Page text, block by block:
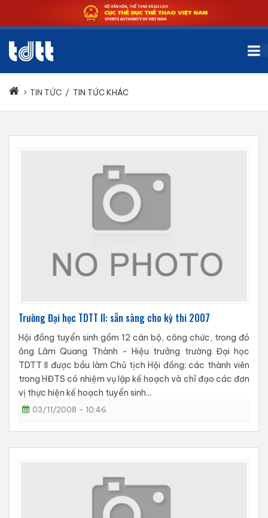
TIN TỨC / TIN TỨC KHÁC
Trường Đại học TDTT II: sẵn sàng cho kỳ thi 2007
Hội đồng tuyển sinh gồm 12 cán bộ, công chức, trong đó
ông Lâm Quang Thành - Hiệu trưởng trường Đại học
TDTT II được bầu làm Chủ tịch Hội đồng; các thành viên
trong HĐTS có nhiệm vụ lập kế hoạch và chỉ đạo các đơn
vị thực hiện kế hoạch tuyển sinh...
03/11/2008 - 10:46